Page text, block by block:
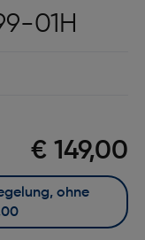
01H
€ 149,00